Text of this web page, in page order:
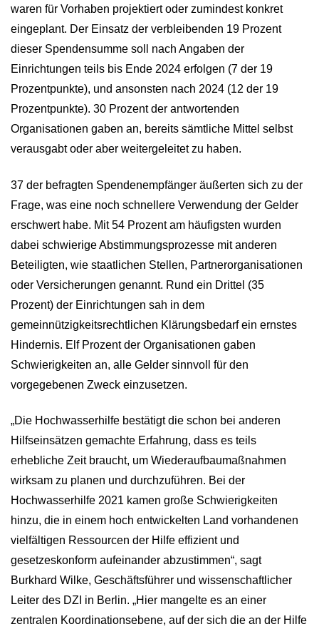
waren für Vorhaben projektiert oder zumindest konkret
eingeplant. Der Einsatz der verbleibenden 19 Prozent
dieser Spendensumme soll nach Angaben der
Einrichtungen teils bis Ende 2024 erfolgen (7 der 19
Prozentpunkte), und ansonsten nach 2024 (12 der 19
Prozentpunkte). 30 Prozent der antwortenden
Organisationen gaben an, bereits sämtliche Mittel selbst
verausgabt oder aber weitergeleitet zu haben.
37 der befragten Spendenempfänger äußerten sich zu der
Frage, was eine noch schnellere Verwendung der Gelder
erschwert habe. Mit 54 Prozent am häufigsten wurden
dabei schwierige Abstimmungsprozesse mit anderen
Beteiligten, wie staatlichen Stellen, Partnerorganisationen
oder Versicherungen genannt. Rund ein Drittel (35
Prozent) der Einrichtungen sah in dem
gemeinnützigkeitsrechtlichen Klärungsbedarf ein ernstes
Hindernis. Elf Prozent der Organisationen gaben
Schwierigkeiten an, alle Gelder sinnvoll für den
vorgegebenen Zweck einzusetzen.
„Die Hochwasserhilfe bestätigt die schon bei anderen
Hilfseinsätzen gemachte Erfahrung, dass es teils
erhebliche Zeit braucht, um Wiederaufbaumaßnahmen
wirksam zu planen und durchzuführen. Bei der
Hochwasserhilfe 2021 kamen große Schwierigkeiten
hinzu, die in einem hoch entwickelten Land vorhandenen
vielfältigen Ressourcen der Hilfe effizient und
gesetzeskonform aufeinander abzustimmen“, sagt
Burkhard Wilke, Geschäftsführer und wissenschaftlicher
Leiter des DZI in Berlin. „Hier mangelte es an einer
zentralen Koordinationsebene, auf der sich die an der Hilfe